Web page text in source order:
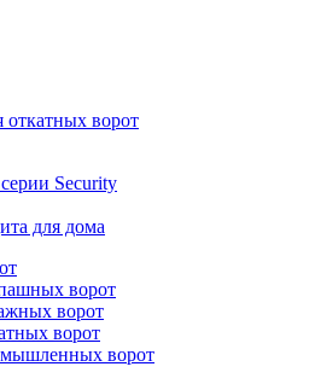
ворот
Security
для дома
ворот
ворот
ворот
ворот